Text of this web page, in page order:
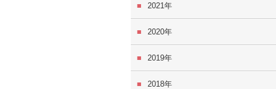
2021
2020
2019
2018